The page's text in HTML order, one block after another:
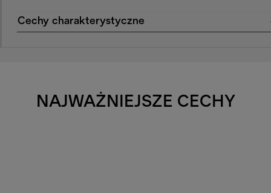
Cechy charakterystyczne
NAJWAŻNIEJSZE CECHY